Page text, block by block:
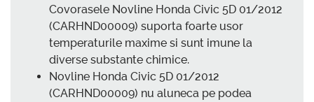
Covorasele Novline Honda Civic 5D 01/2012
(CARHND00009) suporta foarte usor
temperaturile maxime si sunt imune la
diverse substante chimice.
Novline Honda Civic 5D 01/2012
(CARHND00009) nu aluneca pe podea